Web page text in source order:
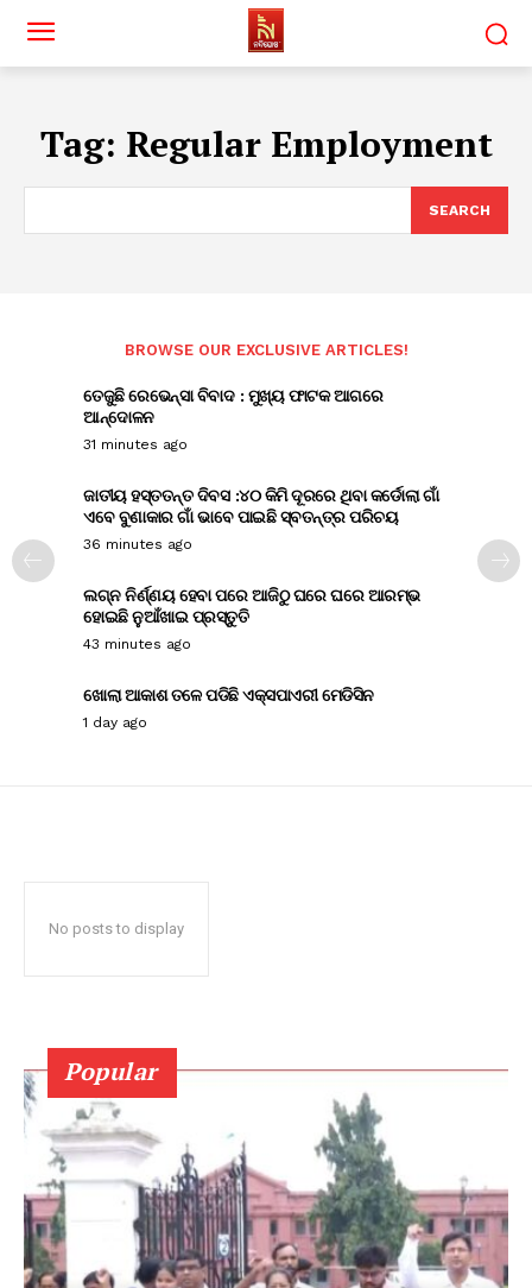
Tag: Regular Employment
SEARCH
BROWSE OUR EXCLUSIVE ARTICLES!
ତେଜୁଛି ରେଭେନ୍ସା ବିବାଦ : ମୁଖ୍ୟ ଫାଟକ ଆଗରେ
ଆନ୍ଦୋଳନ
31 minutes ago
ଜାତୀୟ ହସ୍ତତନ୍ତ ଦିବସ :୪୦ କିମି ଦୂରରେ ଥିବା କର୍ଡୋଲା ଗାଁ
ଏବେ ବୁଣାକାର ଗାଁ ଭାବେ ପାଇଛି ସ୍ବତନ୍ତ୍ର ପରିଚୟ
36 minutes ago
ଲଗ୍ନ ନିର୍ଣ୍ଣୟ ହେବା ପରେ ଆଜିଠୁ ଘରେ ଘରେ ଆରମ୍ଭ
ହୋଇଛି ନୁଆଁଖାଇ ପ୍ରସ୍ତୁତି
43 minutes ago
ଖୋଲା ଆକାଶ ତଳେ ପଡିଛି ଏକ୍ସପାଏରୀ ମେଡିସିନ
1 day ago
No posts to display
Popular